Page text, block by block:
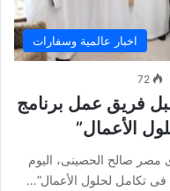
اخبار عالمية وسفارات
72
فريق عمل برنامج
الأعمال”
مصر صالح الحصينى، اليوم
فى تكامل لحلول الأعمال”…